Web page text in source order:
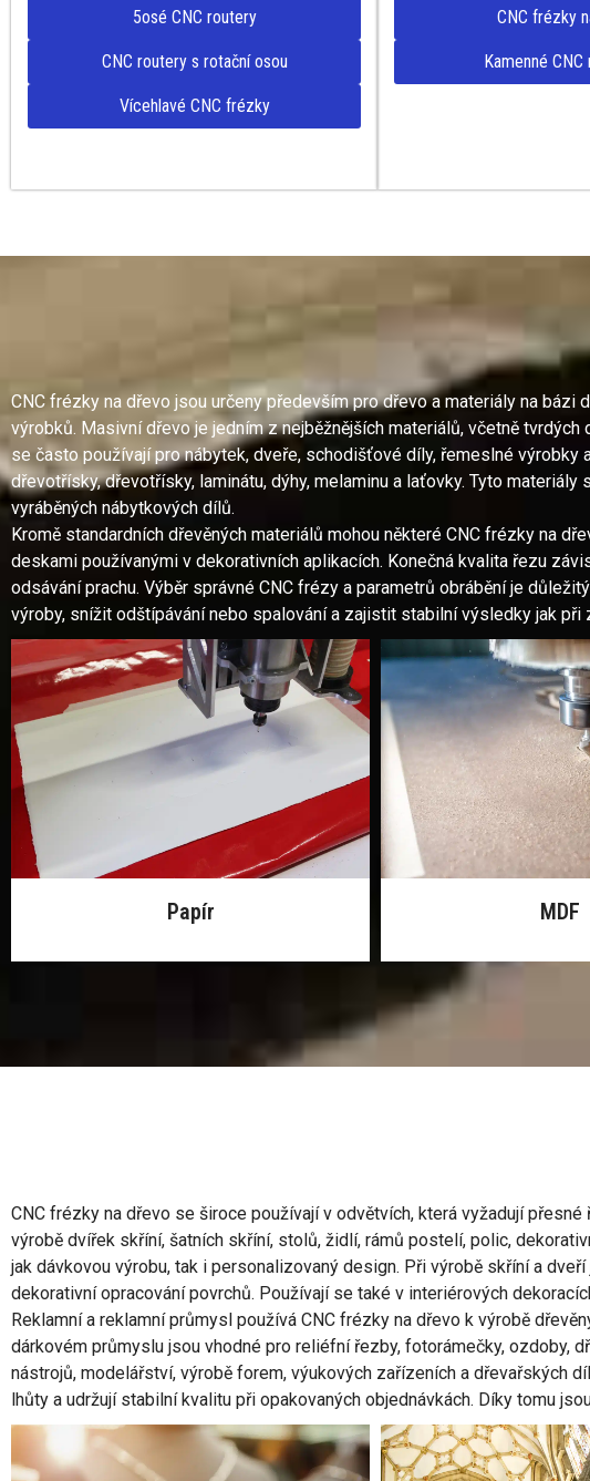
5osé CNC routery
CNC routery s rotační osou
Vícehlavé CNC frézky
CNC frézky
Kamenné
CNC frézky na dřevo jsou určeny především pro dřevo a materiály na
výrobků. Masivní dřevo je jedním z nejběžnějších materiálů, včetně tvrdých
se často používají pro nábytek, dveře, schodišťové díly, řemeslné výrobky
dřevotřísky, dřevotřísky, laminátu, dýhy, melaminu a laťovky. Tyto
vyráběných nábytkových dílů.
Kromě standardních dřevěných materiálů mohou některé CNC frézky na
deskami používanými v dekorativních aplikacích. Konečná kvalita řezu
odsávání prachu. Výběr správné CNC frézy a parametrů obrábění je
výroby, snížit odštípávání nebo spalování a zajistit stabilní výsledky jak
Papír MDF
CNC frézky na dřevo se široce používají v odvětvích, která vyžadují
výrobě dvířek skříní, šatních skříní, stolů, židlí, rámů postelí, polic,
jak dávkovou výrobu, tak i personalizovaný design. Při výrobě skříní a
dekorativní opracování povrchů. Používají se také v interiérových
Reklamní a reklamní průmysl používá CNC frézky na dřevo k výrobě
dárkovém průmyslu jsou vhodné pro reliéfní řezby, fotorámečky, ozdoby,
nástrojů, modelářství, výrobě forem, výukových zařízeních a dřevařských
lhůty a udržují stabilní kvalitu při opakovaných objednávkách. Díky tomu